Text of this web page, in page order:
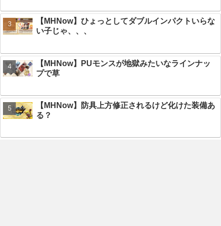
【MHNow】ひょっとしてダブルインパクトいらな
い子じゃ、、、
【MHNow】PUモンスが地獄みたいなラインナッ
プで草
【MHNow】防具上方修正されるけど化けた装備あ
る？